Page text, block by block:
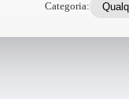
Categoria: